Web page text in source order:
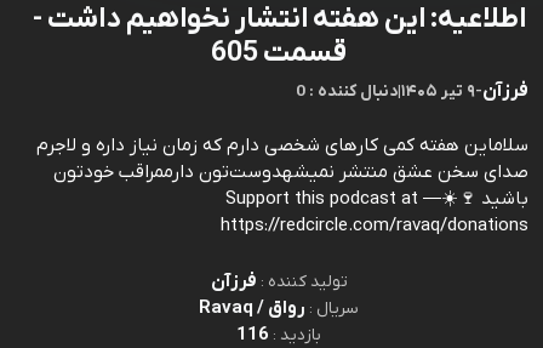
اطلاعیه: این هفته انتشار نخواهیم داشت -
قسمت 605
فرزآن-۹ تیر ۱۴۰۵ |0 : دنبال کننده
سلاماین هفته کمی کارهای شخصی دارم که زمان نیاز داره و لاجرم
صدای سخن عشق منتشر نمیشهدوست‌تون دارممراقب خودتون
باشید 🍷☀️Support this podcast at —
https://redcircle.com/ravaq/donations
تولید کننده : فرزآن
سریال : رواق / Ravaq
بازدید : 116